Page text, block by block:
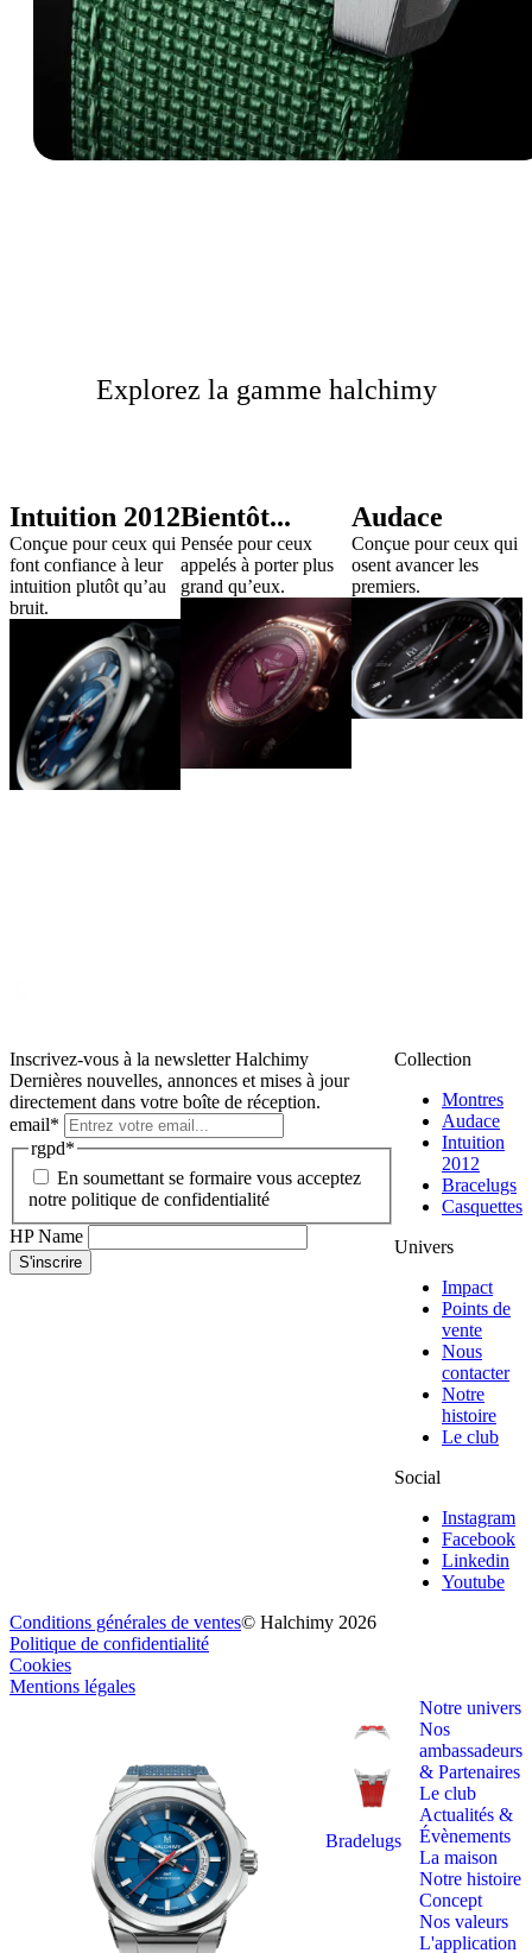
Explorez la gamme halchimy
Intuition 2012
Conçue pour ceux qui
font confiance à leur
intuition plutôt qu’au
bruit.
Bientôt...
Pensée pour ceux
appelés à porter plus
grand qu’eux.
Audace
Conçue pour ceux qui
osent avancer les
premiers.
Inscrivez-vous à la newsletter Halchimy
Dernières nouvelles, annonces et mises à jour
directement dans votre boîte de réception.
email*
rgpd*
En soumettant se formaire vous acceptez
notre politique de confidentialité
HP Name
S'inscrire
Collection
Montres
Audace
Intuition
2012
Bracelugs
Casquettes
Univers
Impact
Points de
vente
Nous
contacter
Notre
histoire
Le club
Social
Instagram
Facebook
Linkedin
Youtube
Conditions générales de ventes
Politique de confidentialité
Cookies
Mentions légales
© Halchimy 2026
Bradelugs
Notre univers
Nos
ambassadeurs
& Partenaires
Le club
Actualités &
Évènements
La maison
Notre histoire
Concept
Nos valeurs
L'application